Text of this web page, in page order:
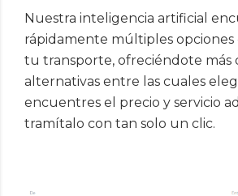
Nuestra inteligencia artificial
rápidamente múltiples opciones
tu transporte, ofreciéndote más
alternativas entre las cuales
encuentres el precio y servicio
tramítalo con tan solo un clic.